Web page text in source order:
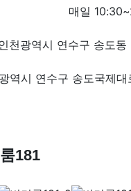
매일
천광역시 연수구 송도동
역시 연수구 송도국제대
181